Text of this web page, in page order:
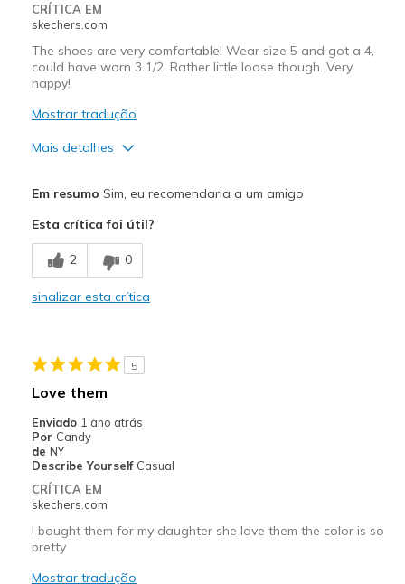
CRÍTICA EM
skechers.com
The shoes are very comfortable! Wear size 5 and got a 4,
could have worn 3 1/2. Rather little loose though. Very
happy!
Mostrar tradução
Mais detalhes
Comfortable
Melhores utilizações
Work
Sizing
Feels half size too big
View On Shoes
Em resumo Sim, eu recomendaria a um amigo
Esta crítica foi útil?
2 0
sinalizar esta crítica
5
Love them
Enviado 1 ano atrás
Por Candy
de NY
Describe Yourself Casual
CRÍTICA EM
skechers.com
I bought them for my daughter she love them the color is so
pretty
Mostrar tradução